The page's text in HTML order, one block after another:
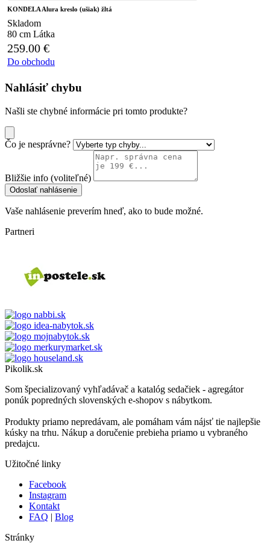
KONDELA Alura kreslo (ušiak) žltá
Skladom
80 cm Látka
259.00 €
Do obchodu
Nahlásiť chybu
Našli ste chybné informácie pri tomto produkte?
Čo je nesprávne?
Bližšie info (voliteľné)
Odoslať nahlásenie
Vaše nahlásenie preverím hneď, ako to bude možné.
Partneri
Pikolik.sk
Som špecializovaný vyhľadávač a katalóg sedačiek - agregátor
ponúk popredných slovenských e-shopov s nábytkom.
Produkty priamo nepredávam, ale pomáham vám nájsť tie najlepšie
kúsky na trhu. Nákup a doručenie prebieha priamo u vybraného
predajcu.
Užitočné linky
Facebook
Instagram
Kontakt
FAQ | Blog
Stránky